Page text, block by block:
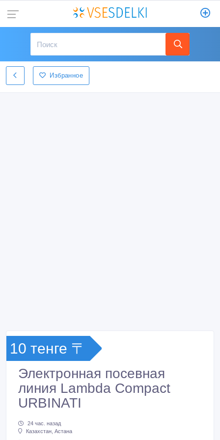
Избранное
10 тенге 〒
Электронная посевная
линия Lambda Compact
URBINATI
24 час. назад
Казахстан, Астана